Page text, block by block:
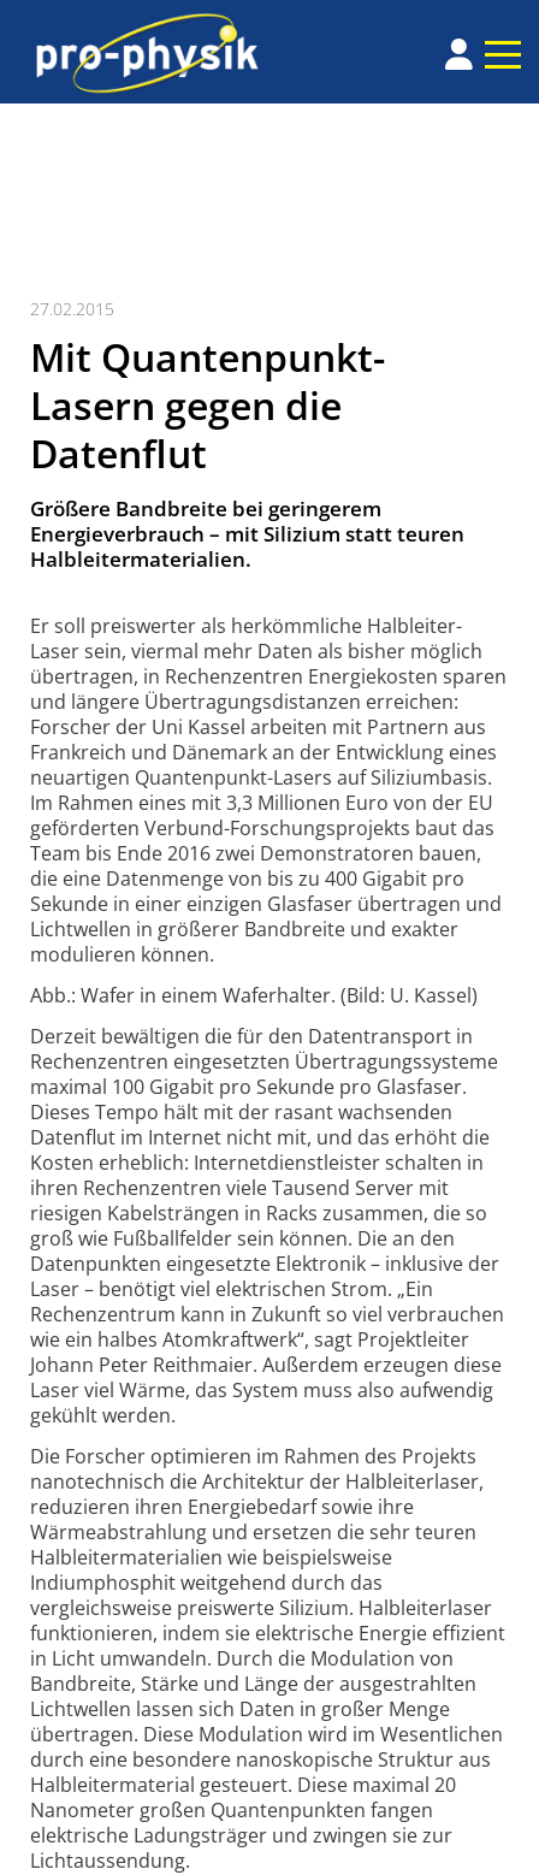
27.02.2015
Mit Quantenpunkt-
Lasern gegen die
Datenflut
Größere Bandbreite bei geringerem
Energieverbrauch – mit Silizium statt teuren
Halbleitermaterialien.
Er soll preiswerter als herkömmliche Halbleiter-
Laser sein, viermal mehr Daten als bisher möglich
übertragen, in Rechenzentren Energiekosten sparen
und längere Übertragungsdistanzen erreichen:
Forscher der Uni Kassel arbeiten mit Partnern aus
Frankreich und Dänemark an der Entwicklung eines
neuartigen Quantenpunkt-Lasers auf Siliziumbasis.
Im Rahmen eines mit 3,3 Millionen Euro von der EU
geförderten Verbund-Forschungsprojekts baut das
Team bis Ende 2016 zwei Demonstratoren bauen,
die eine Datenmenge von bis zu 400 Gigabit pro
Sekunde in einer einzigen Glasfaser übertragen und
Lichtwellen in größerer Bandbreite und exakter
modulieren können.
Abb.: Wafer in einem Waferhalter. (Bild: U. Kassel)
Derzeit bewältigen die für den Datentransport in
Rechenzentren eingesetzten Übertragungssysteme
maximal 100 Gigabit pro Sekunde pro Glasfaser.
Dieses Tempo hält mit der rasant wachsenden
Datenflut im Internet nicht mit, und das erhöht die
Kosten erheblich: Internetdienstleister schalten in
ihren Rechenzentren viele Tausend Server mit
riesigen Kabelsträngen in Racks zusammen, die so
groß wie Fußballfelder sein können. Die an den
Datenpunkten eingesetzte Elektronik – inklusive der
Laser – benötigt viel elektrischen Strom. „Ein
Rechenzentrum kann in Zukunft so viel verbrauchen
wie ein halbes Atomkraftwerk“, sagt Projektleiter
Johann Peter Reithmaier. Außerdem erzeugen diese
Laser viel Wärme, das System muss also aufwendig
gekühlt werden.
Die Forscher optimieren im Rahmen des Projekts
nanotechnisch die Architektur der Halbleiterlaser,
reduzieren ihren Energiebedarf sowie ihre
Wärmeabstrahlung und ersetzen die sehr teuren
Halbleitermaterialien wie beispielsweise
Indiumphosphit weitgehend durch das
vergleichsweise preiswerte Silizium. Halbleiterlaser
funktionieren, indem sie elektrische Energie effizient
in Licht umwandeln. Durch die Modulation von
Bandbreite, Stärke und Länge der ausgestrahlten
Lichtwellen lassen sich Daten in großer Menge
übertragen. Diese Modulation wird im Wesentlichen
durch eine besondere nanoskopische Struktur aus
Halbleitermaterial gesteuert. Diese maximal 20
Nanometer großen Quantenpunkten fangen
elektrische Ladungsträger und zwingen sie zur
Lichtaussendung.